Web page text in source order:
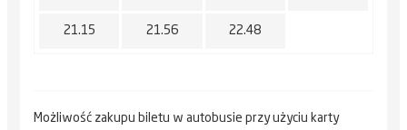
21.15 21.56 22.48
Możliwość zakupu biletu w autobusie przy użyciu karty